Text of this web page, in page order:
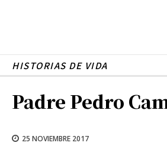
HISTORIAS DE VIDA
Padre Pedro
25 NOVIEMBRE 2017